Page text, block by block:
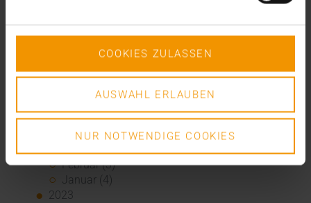
COOKIES ZULASSEN
AUSWAHL ERLAUBEN
NUR NOTWENDIGE COOKIES
Oktober (3)
August (1)
Mai (7)
April (4)
März (1)
Februar (3)
Januar (4)
2023